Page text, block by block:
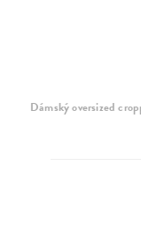
Dámský oversized